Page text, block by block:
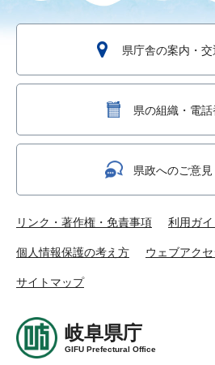
県庁舎の案内・
県の組織・電
県政へのご意
リンク・著作権・免責事項 利用ガイ
個人情報保護の考え方 ウェブアク
サイトマップ
岐阜県庁
GIFU Prefectural Office